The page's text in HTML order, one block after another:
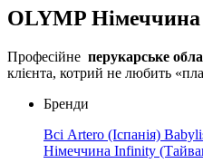
OLYMP Німеччина
Професійне перукарське
клієнта, котрий не любить
Бренди
Всі Artero (Іспанія)
Німеччина Infinity